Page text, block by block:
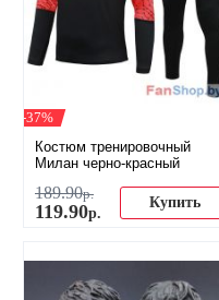
-37%
Костюм тренировочный
Милан черно-красный
189.90р.
119.90р.
Купить